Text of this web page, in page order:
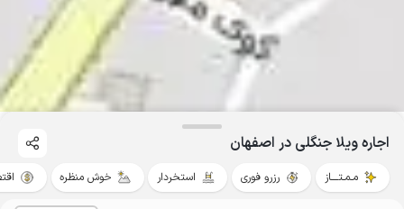
اجاره ویلا جنگلی در اصفهان
مـمـتــــاز رزرو فوری استخردار خوش منظره